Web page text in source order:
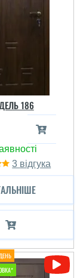
або чисто
підуть. Замок
ватой,
тонкий. За
можна брать...
186
3